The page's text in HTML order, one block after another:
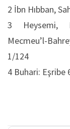
2 İbn Hıbban,
3 Heysemi,
Mecmeu’l-
1/124
4 Buhari: Eşribe